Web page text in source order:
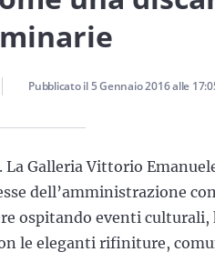
Pubblicato il5 Gennaio 2016alle
La Galleria Vittorio
dell’amministrazione
ospitando eventi
le eleganti rifiniture,